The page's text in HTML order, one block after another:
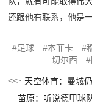
还跟他有联系，他是
足球 本菲卡
切尔西